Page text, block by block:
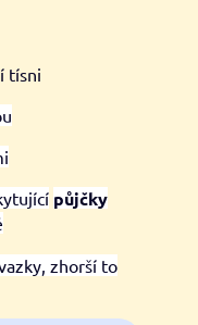
tísni
půjčky
zhorší to